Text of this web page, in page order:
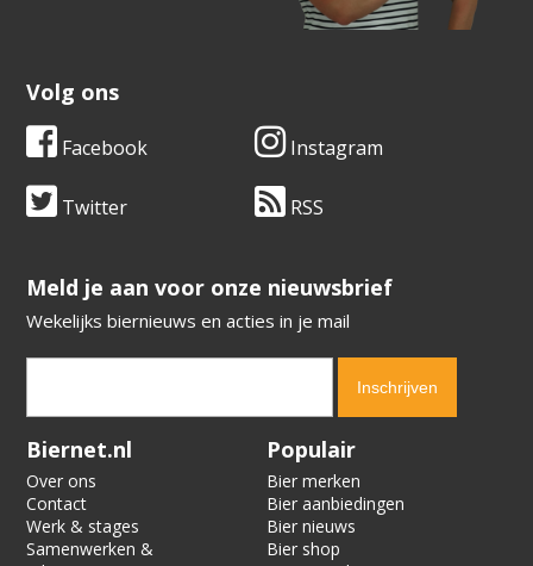
Volg ons
Facebook Instagram
Twitter RSS
​​​​​​​Meld je aan voor onze nieuwsbrief
Wekelijks biernieuws en acties in je mail
Verification code:
Biernet.nl
Over ons
Contact
Werk & stages
Samenwerken &
Populair
Bier merken
Bier aanbiedingen
Bier nieuws
Bier shop